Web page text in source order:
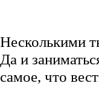
Несколькими
Да и
самое, что